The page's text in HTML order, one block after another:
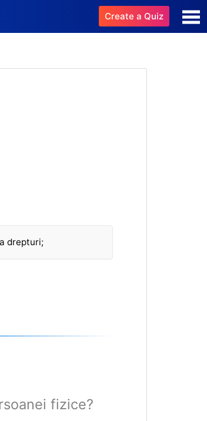
Create a Quiz
drepturi;
fizice?